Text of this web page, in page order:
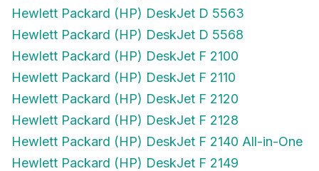
Hewlett Packard (HP) DeskJet D 5563
Hewlett Packard (HP) DeskJet D 5568
Hewlett Packard (HP) DeskJet F 2100
Hewlett Packard (HP) DeskJet F 2110
Hewlett Packard (HP) DeskJet F 2120
Hewlett Packard (HP) DeskJet F 2128
Hewlett Packard (HP) DeskJet F 2140 All-in-One
Hewlett Packard (HP) DeskJet F 2149